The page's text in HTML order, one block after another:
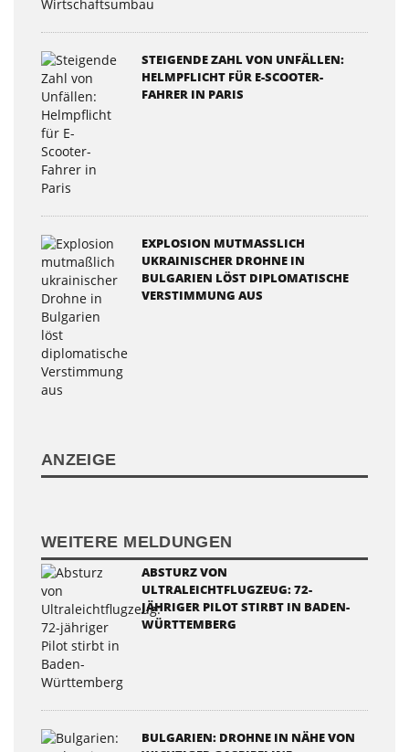
STEIGENDE ZAHL VON UNFÄLLEN:
HELMPFLICHT FÜR E-SCOOTER-
FAHRER IN PARIS
EXPLOSION MUTMASSLICH U
KRAINISCHER DROHNE IN B
ULGARIEN LÖST DIPLOMATISCHE V
ERSTIMMUNG AUS
ANZEIGE
WEITERE MELDUNGEN
ABSTURZ VON
ULTRALEICHTFLUGZEUG: 72-
JÄHRIGER PILOT STIRBT IN BADEN-
WÜRTTEMBERG
BULGARIEN: DROHNE IN NÄHE VON